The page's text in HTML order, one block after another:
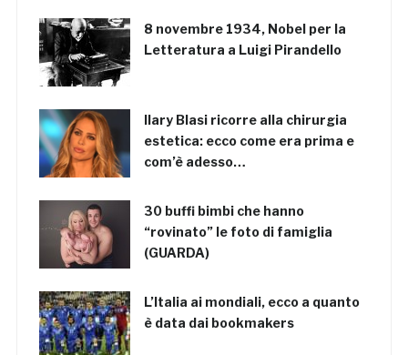
8 novembre 1934, Nobel per la
Letteratura a Luigi Pirandello
Ilary Blasi ricorre alla chirurgia
estetica: ecco come era prima e
com’è adesso…
30 buffi bimbi che hanno
“rovinato” le foto di famiglia
(GUARDA)
L’Italia ai mondiali, ecco a quanto
è data dai bookmakers